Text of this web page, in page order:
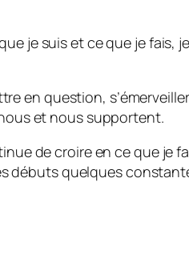
je suis et ce que je fais,
en question,
et nous supportent.
de croire en ce que je
débuts quelques